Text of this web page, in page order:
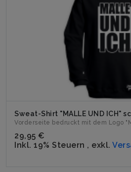
Sweat-Shirt "MALLE UND ICH"
Vorderseite bedruckt mit dem Logo
29,95 €
Inkl. 19% Steuern , exkl.